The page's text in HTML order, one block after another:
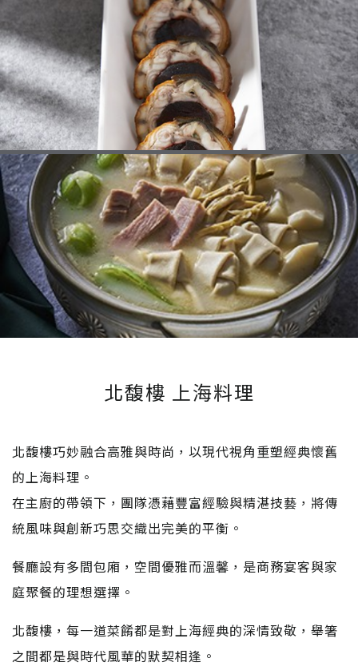
北馥樓 上海料理
北馥樓巧妙融合高雅與時尚，以現代視角重塑經典懷舊
的上海料理。
在主廚的帶領下，團隊憑藉豐富經驗與精湛技藝，將傳
統風味與創新巧思交織出完美的平衡。
餐廳設有多間包廂，空間優雅而溫馨，是商務宴客與家
庭聚餐的理想選擇。
北馥樓，每一道菜餚都是對上海經典的深情致敬，舉箸
之間都是與時代風華的默契相逢。